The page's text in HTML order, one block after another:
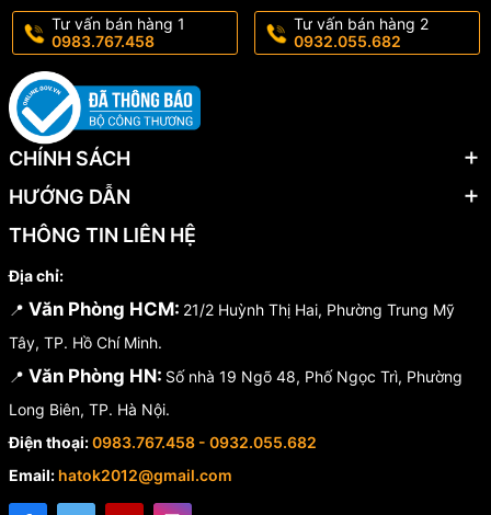
Tư vấn bán hàng 1
0983.767.458
Tư vấn bán hàng 2
0932.055.682
CHÍNH SÁCH
HƯỚNG DẪN
THÔNG TIN LIÊN HỆ
Địa chỉ:
📍 Văn Phòng HCM: 21/2 Huỳnh Thị Hai, Phường Trung Mỹ
Tây, TP. Hồ Chí Minh.
📍 Văn Phòng HN: Số nhà 19 Ngõ 48, Phố Ngọc Trì, Phường
Long Biên, TP. Hà Nội.
Điện thoại:0983.767.458 - 0932.055.682
Email: hatok2012@gmail.com